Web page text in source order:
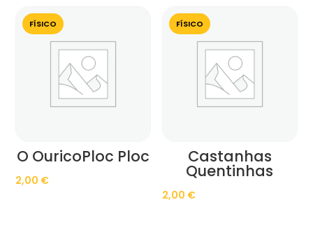
FÍSICO
O OuricoPloc Ploc
2,00 €
FÍSICO
Castanhas
Quentinhas
2,00 €